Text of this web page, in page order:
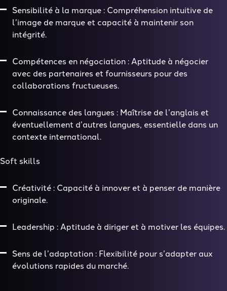
Sensibilité à la marque : Compréhension intuitive de
l’image de marque et capacité à maintenir son
intégrité.
Compétences en négociation : Aptitude à négocier
avec des partenaires et fournisseurs pour des
collaborations fructueuses.
Connaissance des langues : Maîtrise de l’anglais et
éventuellement d’autres langues, essentielle dans un
contexte international.
Soft skills
Créativité : Capacité à innover et à penser de manière
originale.
Leadership : Aptitude à diriger et à motiver les équipes.
Sens de l’adaptation : Flexibilité pour s’adapter aux
évolutions rapides du marché.